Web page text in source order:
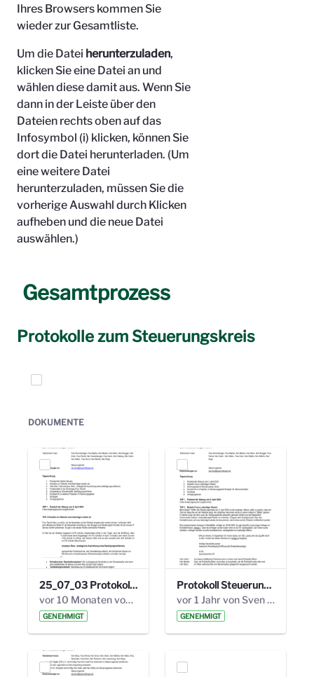
Ihres Browsers kommen Sie
wieder zur Gesamtliste.
Um die Datei herunterzuladen,
klicken Sie eine Datei an und
wählen diese damit aus. Wenn Sie
dann in der Leiste über den
Dateien rechts oben auf das
Infosymbol (i) klicken, können Sie
dort die Datei herunterladen. (Um
eine weitere Datei
herunterzuladen, müssen Sie die
vorherige Auswahl durch Klicken
aufheben und die neue Datei
auswählen.)
Gesamtprozess
Protokolle zum Steuerungskreis
Elemente auswählen
DOKUMENTE
25_07_03 Protokoll Steuerungskreis.pdf
vor 10 Monaten von Alexander Orlowski
GENEHMIGT
Protokoll Steuerungskreis_06.02.2025 .pdf
vor 1 Jahr von Sven Hitzler
GENEHMIGT